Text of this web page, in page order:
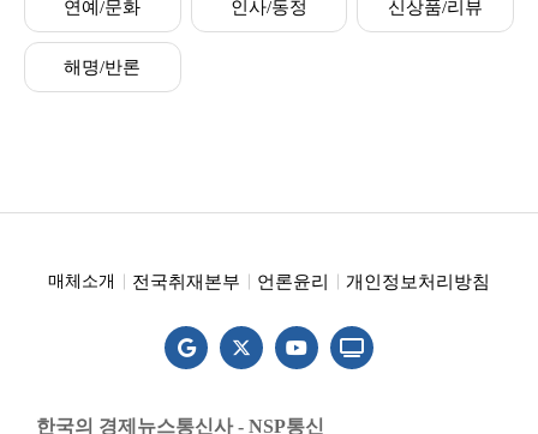
연예/문화 인사/동정 신상품/리뷰
해명/반론
매체소개 전국취재본부 언론윤리 개인정보처리방침
한국의 경제뉴스통신사 - NSP통신